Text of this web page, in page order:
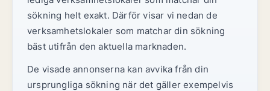
sökning helt exakt. Därför visar vi nedan de
verksamhetslokaler som matchar din sökning
bäst utifrån den aktuella marknaden.
De visade annonserna kan avvika från din
ursprungliga sökning när det gäller exempelvis